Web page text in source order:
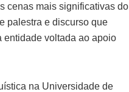
cenas mais significativas do
palestra e discurso que
entidade voltada ao apoio
na Universidade de